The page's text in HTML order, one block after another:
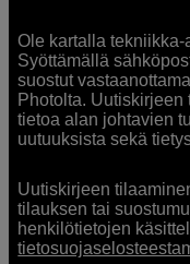
Ole kartalla
Syöttämällä
suostut
Photolta.
tietoa alan johtavien
uutuuksista sekä
Uutiskirjeen
tilauksen tai
henkilötietojen